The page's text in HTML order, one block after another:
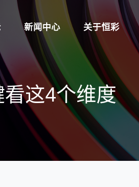
新闻中心 关于恒彩
这4个维度